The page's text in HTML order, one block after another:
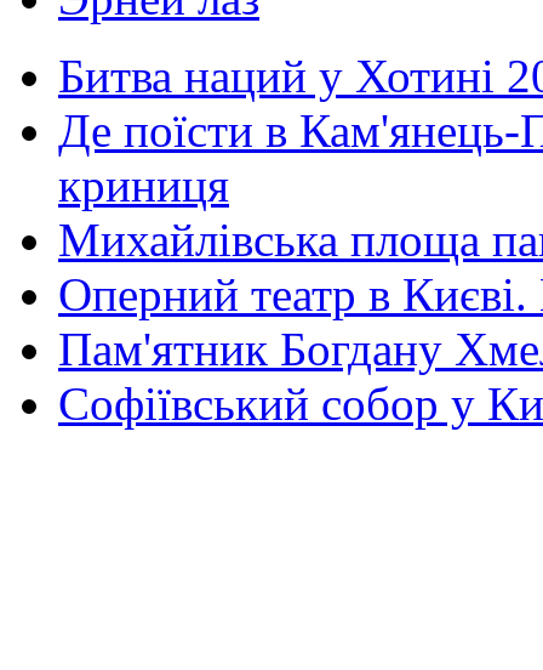
Битва наций у Хотині
Де поїсти в Кам'янець-
криниця
Михайлівська площа
Оперний театр в
Пам'ятник Богдану
Софіївський собор у